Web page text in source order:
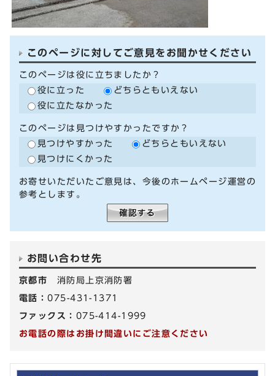
このページに対してご意見をお聞かせください
このページは役に立ちましたか？
役に立った
どちらともいえない
役に立たなかった
このページは見つけやすかったですか？
見つけやすかった
どちらともいえない
見つけにくかった
お寄せいただいたご意見は、今後のホームページ運営の
参考とします。
お問い合わせ先
京都市 消防局上京消防署
電話：075-431-1371
ファックス： 075-414-1999
お電話の際はお掛け間違いにご注意ください